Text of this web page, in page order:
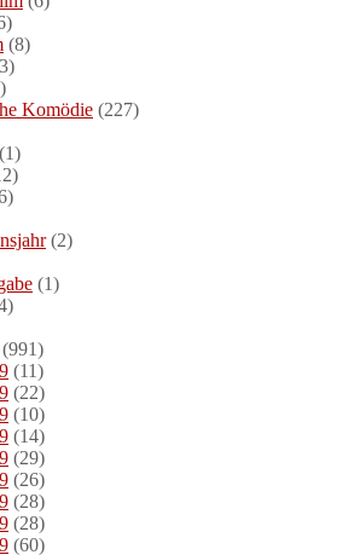
(8)
Komödie (227)
(1)
(2)
(1)
(11)
(22)
(10)
(14)
(29)
(26)
(28)
(28)
(60)